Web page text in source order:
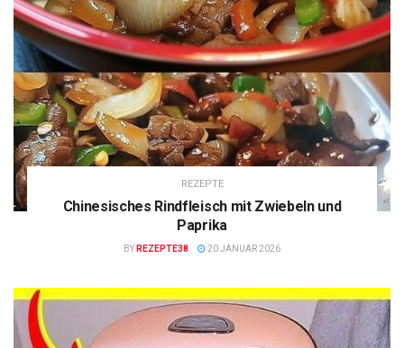
REZEPTE
Chinesisches Rindfleisch mit Zwiebeln und
Paprika
BY REZEPTE38 20 JANUAR 2026